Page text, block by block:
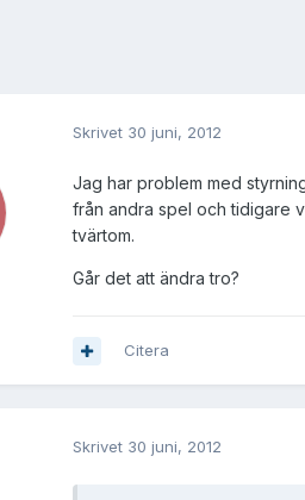
Skrivet 30 juni, 2012
Jag har problem med
från andra spel och tidigare
tvärtom.
Går det att ändra tro?
Citera
Skrivet 30 juni, 2012